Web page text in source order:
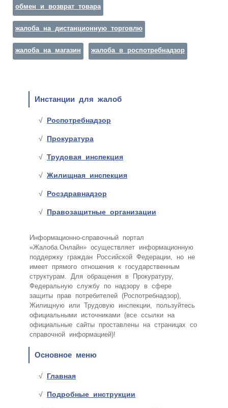
обмен и возврат товара
жалоба на дистанционную торговлю
жалоба на магазин жалоба в роспотребнадзор
Инстанции для жалоб
Роспотребнадзор
Прокуратура
Трудовая инспекция
Жилищная инспекция
Росздравнадзор
Правозащитные организации
Информационно-справочный портал
«Жалоба.Онлайн» осуществляет информационную
поддержку граждан Российской Федерации, но не
имеет прямого отношения к государственным
структурам. Для обращения в Прокуратуру,
Федеральную службу по надзору в сфере
защиты прав потребителей (Роспотребнадзор),
Жилищную или Трудовую инспекции, пользуйтесь
официальными источниками (все ссылки на
официальные сайты проставлены на страницах со
справочной информацией)!
Основное меню
Главная
Подробные инструкции